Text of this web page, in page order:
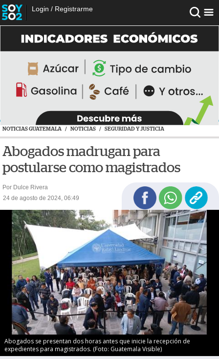
Login / Registrarme
NOTICIAS GUATEMALA / NOTICIAS / SEGURIDAD Y JUSTICIA
Abogados madrugan para
postularse como magistrados
Por Dulce Rivera
24 de agosto de 2024, 06:49
Abogados se presentan dos horas antes que inicie la recepción de
expedientes para magistrados. (Foto: Guatemala Visible)